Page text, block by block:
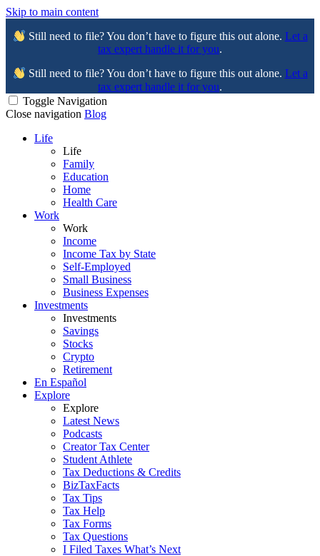
Skip to main content
Still need to file? You don’t have to figure this out alone. Let a
tax expert handle it for you.
Still need to file? You don’t have to figure this out alone. Let a
tax expert handle it for you.
Toggle Navigation
Close navigation Blog
Life
Life
Family
Education
Home
Health Care
Work
Work
Income
Income Tax by State
Self-Employed
Small Business
Business Expenses
Investments
Investments
Savings
Stocks
Crypto
Retirement
En Español
Explore
Explore
Latest News
Podcasts
Creator Tax Center
Student Athlete
Tax Deductions & Credits
BizTaxFacts
Tax Tips
Tax Help
Tax Forms
Tax Questions
I Filed Taxes What’s Next